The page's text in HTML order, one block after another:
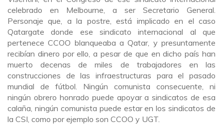
celebrado en Melbourne, a ser Secretario General.
Personaje que, a la postre, está implicado en el caso
Qatargate donde ese sindicato internacional al que
pertenece CCOO blanqueaba a Qatar, y presuntamente
recibían dinero por ello, a pesar de que en dicho país han
muerto decenas de miles de trabajadores en las
construcciones de las infraestructuras para el pasado
mundial de fútbol. Ningún comunista consecuente, ni
ningún obrero honrado puede apoyar a sindicatos de esa
calaña, ningún comunista puede estar en los sindicatos de
la CSI, como por ejemplo son CCOO y UGT.